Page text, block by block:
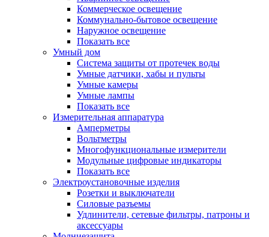
Коммерческое освещение
Коммунально-бытовое освещение
Наружное освещение
Показать все
Умный дом
Система защиты от протечек воды
Умные датчики, хабы и пульты
Умные камеры
Умные лампы
Показать все
Измерительная аппаратура
Амперметры
Вольтметры
Многофункциональные измерители
Модульные цифровые индикаторы
Показать все
Электроустановочные изделия
Розетки и выключатели
Силовые разъемы
Удлинители, сетевые фильтры, патроны и
аксессуары